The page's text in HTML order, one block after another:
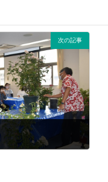
次の記事